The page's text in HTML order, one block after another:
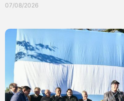
07/08/2026